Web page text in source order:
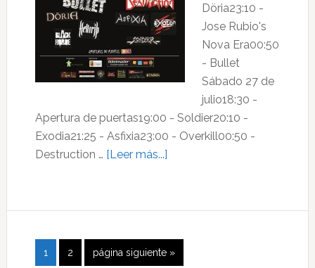
Döria23:10 -
Jose Rubio's
Nova Era00:50
- Bullet
Sábado 27 de
julio18:30 -
Apertura de puertas19:00 - Soldier20:10 -
Exodia21:25 - Asfixia23:00 - Overkill00:50 -
Destruction … [Leer más...]acerca
Metal
Página
1 Página
2
Ir
página siguiente »